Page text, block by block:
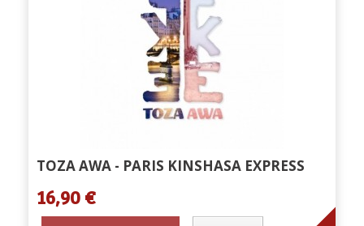
TOZA AWA - PARIS KINSHASA EXPRESS
16,90 €